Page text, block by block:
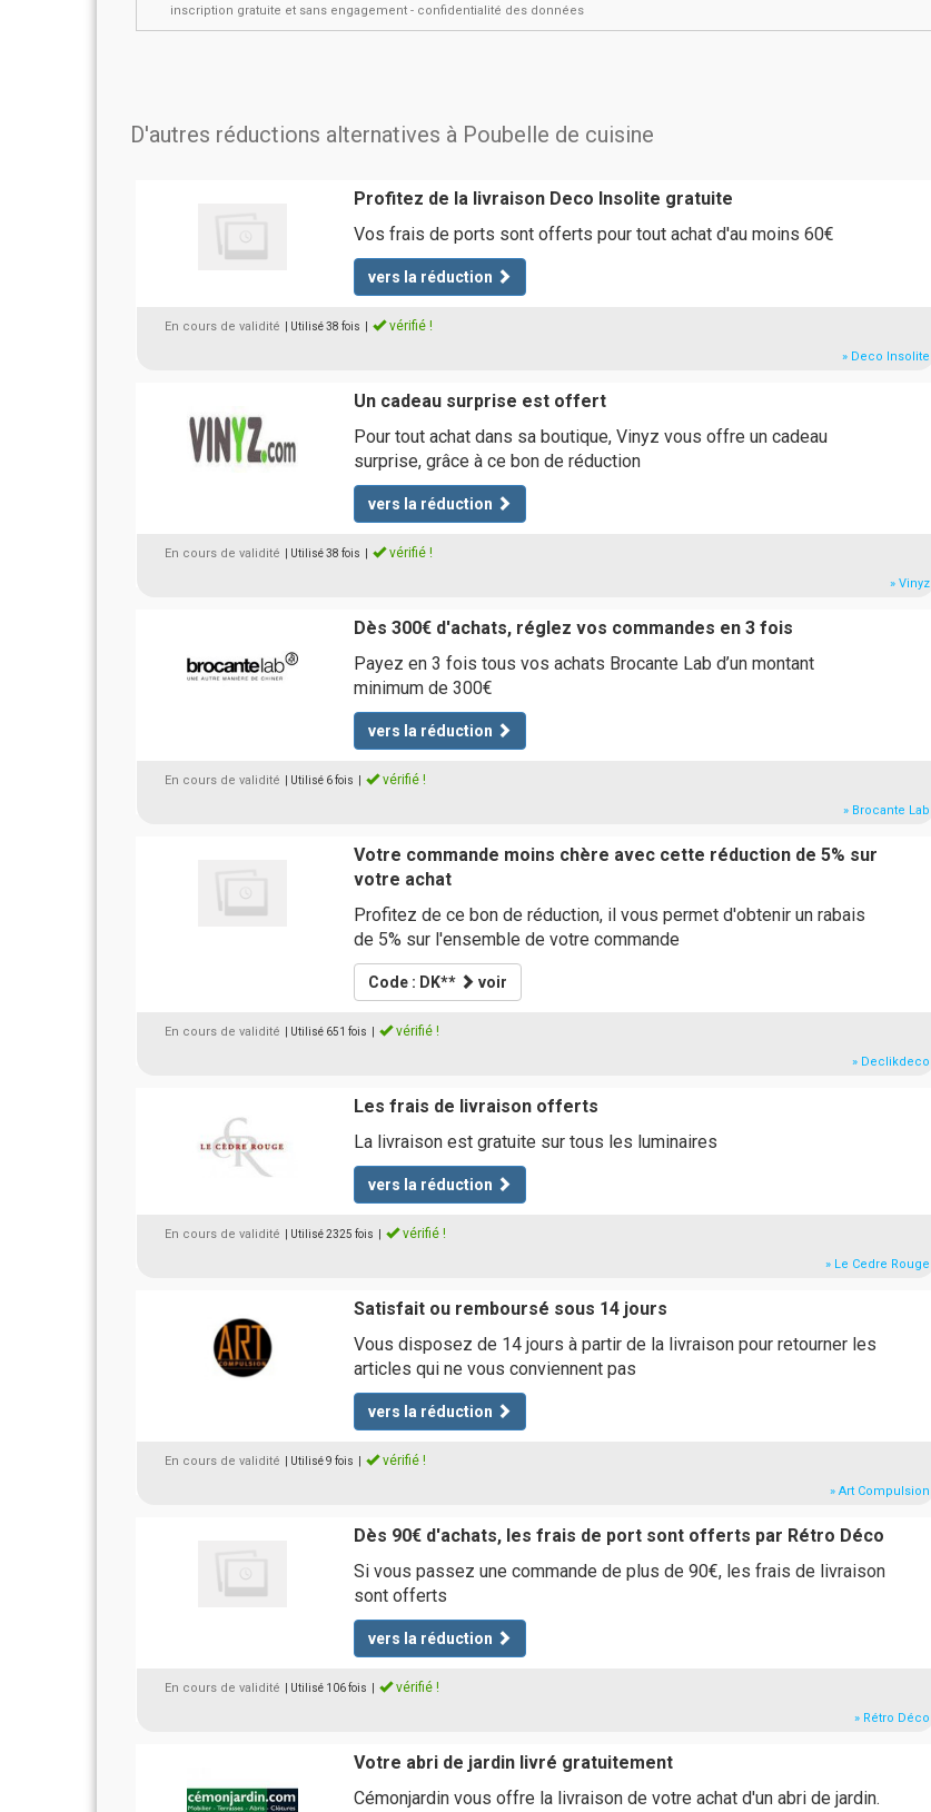
inscription gratuite et sans engagement - confidentialité des données
D'autres réductions alternatives à Poubelle de cuisine
Profitez de la livraison Deco Insolite gratuite
Vos frais de ports sont offerts pour tout achat d'au moins 60€
vers la réduction
En cours de validité | Utilisé 38 fois vérifié !
» Deco Insolite
Un cadeau surprise est offert
Pour tout achat dans sa boutique, Vinyz vous offre un cadeau
surprise, grâce à ce bon de réduction
vers la réduction
En cours de validité | Utilisé 38 fois vérifié !
» Vinyz
Dès 300€ d'achats, réglez vos commandes en 3 fois
Payez en 3 fois tous vos achats Brocante Lab d’un montant
minimum de 300€
vers la réduction
En cours de validité | Utilisé 6 fois vérifié !
» Brocante Lab
Votre commande moins chère avec cette réduction de 5% sur
votre achat
Profitez de ce bon de réduction, il vous permet d'obtenir un rabais
de 5% sur l'ensemble de votre commande
Code : DK** voir
En cours de validité | Utilisé 651 fois vérifié !
» Declikdeco
Les frais de livraison offerts
La livraison est gratuite sur tous les luminaires
vers la réduction
En cours de validité | Utilisé 2325 fois vérifié !
» Le Cedre Rouge
Satisfait ou remboursé sous 14 jours
Vous disposez de 14 jours à partir de la livraison pour retourner les
articles qui ne vous conviennent pas
vers la réduction
En cours de validité | Utilisé 9 fois vérifié !
» Art Compulsion
Dès 90€ d'achats, les frais de port sont offerts par Rétro Déco
Si vous passez une commande de plus de 90€, les frais de livraison
sont offerts
vers la réduction
En cours de validité | Utilisé 106 fois vérifié !
» Rétro Déco
Votre abri de jardin livré gratuitement
Cémonjardin vous offre la livraison de votre achat d'un abri de jardin.